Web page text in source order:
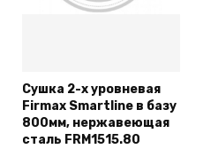
Сушка 2-х уровневая
Firmax Smartline в базу
800мм, нержавеющая
сталь FRM1515.80